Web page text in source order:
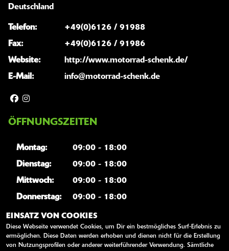
Deutschland
Telefon:
+49(0)6126 / 91988
Fax:
+49(0)6126 / 91986
Website:
http://www.motorrad-schenk.de/
E-Mail:
info@motorrad-schenk.de
ÖFFNUNGSZEITEN
Montag:
09:00 - 18:00
Dienstag:
09:00 - 18:00
Mittwoch:
09:00 - 18:00
Donnerstag:
09:00 - 18:00
Freitag:
09:00 - 18:00
Samstag:
10:00 - 13:00
Sonntag:
geschlossen
EINSATZ VON COOKIES
Diese Webseite verwendet Cookies, um Dir ein bestmögliches Surf-Erlebnis zu
ermöglichen. Diese Daten werden erhoben und dienen nicht für die Erstellung
von Nutzungsprofilen oder anderer weiterführender Verwendung. Sämtliche